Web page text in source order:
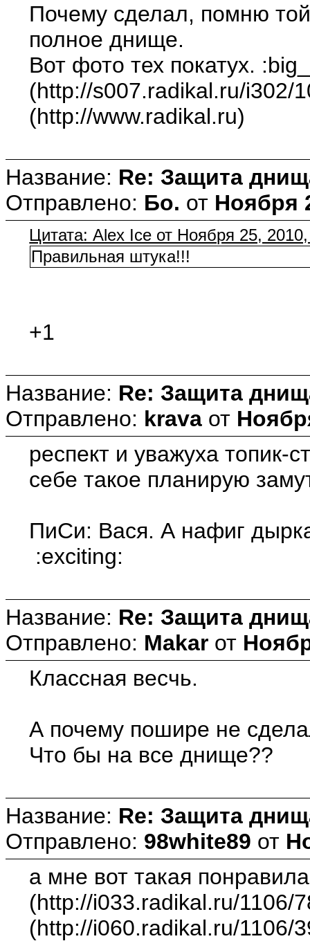
Почему сделал, помню
полное днище.
Вот фото тех покатух.
(http://s007.radikal.ru/i302/
(http://www.radikal.ru)
Название: Re: Защита
Отправлено: Бо. от Ноября
Цитата: Alex Ice от Ноября 25,
Правильная штука!!!
+1
Название: Re: Защита
Отправлено: krava от
респект и уважуха топик-
себе такое планирую
ПиСи: Вася. А нафиг
:exciting:
Название: Re: Защита
Отправлено: Makar от
Классная весчь.
А почему пошире не
Что бы на все днище??
Название: Re: Защита
Отправлено: 98white89 от
а мне вот такая
(http://i033.radikal.ru/1106/
(http://i060.radikal.ru/1106/